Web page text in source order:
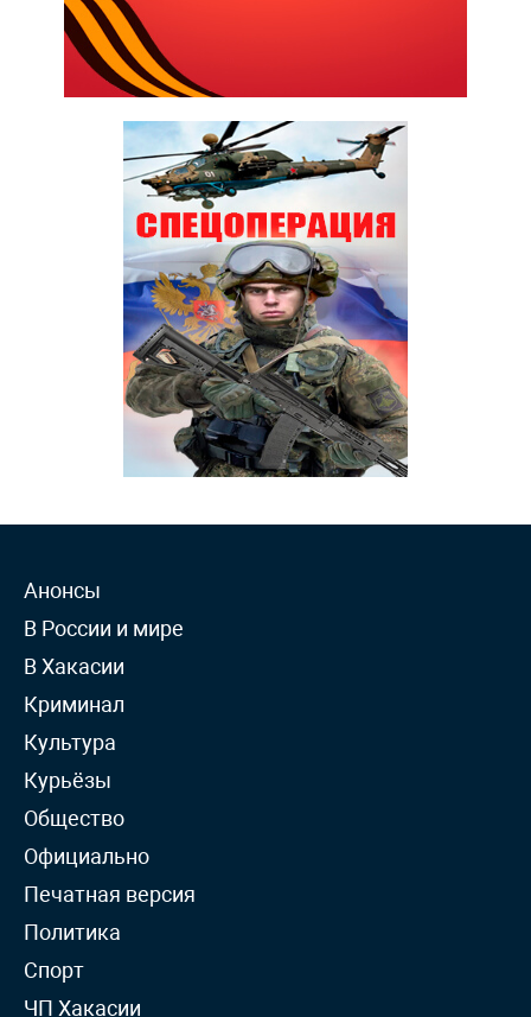
Анонсы
В России и мире
В Хакасии
Криминал
Культура
Курьёзы
Общество
Официально
Печатная версия
Политика
Спорт
ЧП Хакасии